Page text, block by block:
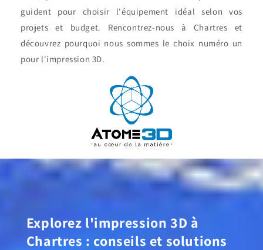
guident pour choisir l'équipement idéal selon vos
projets et budget. Rencontrez-nous à Chartres et
découvrez pourquoi nous sommes le choix numéro un
pour l'impression 3D.
Explorez l'impression 3D à
Chartres : conseils et solutions